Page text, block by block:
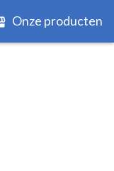
Onze producten